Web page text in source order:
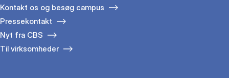
Kontakt os og besøg campus
Pressekontakt
Nyt fra CBS
Til virksomheder